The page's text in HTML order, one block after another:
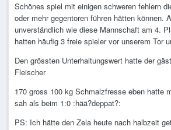
Schönes spiel mit einigen schweren fehlern
oder mehr gegentoren führen hätten können.
unverständlich wie diese Mannschaft am 4.
hatten häufig 3 freie spieler vor unserem Tor
Den grössten Unterhaltungswert hatte der
Fleischer
170 gross 100 kg Schmalzfresse eben hatte
sah als beim 1:0 :hää?deppat?:
PS: Ich hätte den Zela heute nach halbzeit